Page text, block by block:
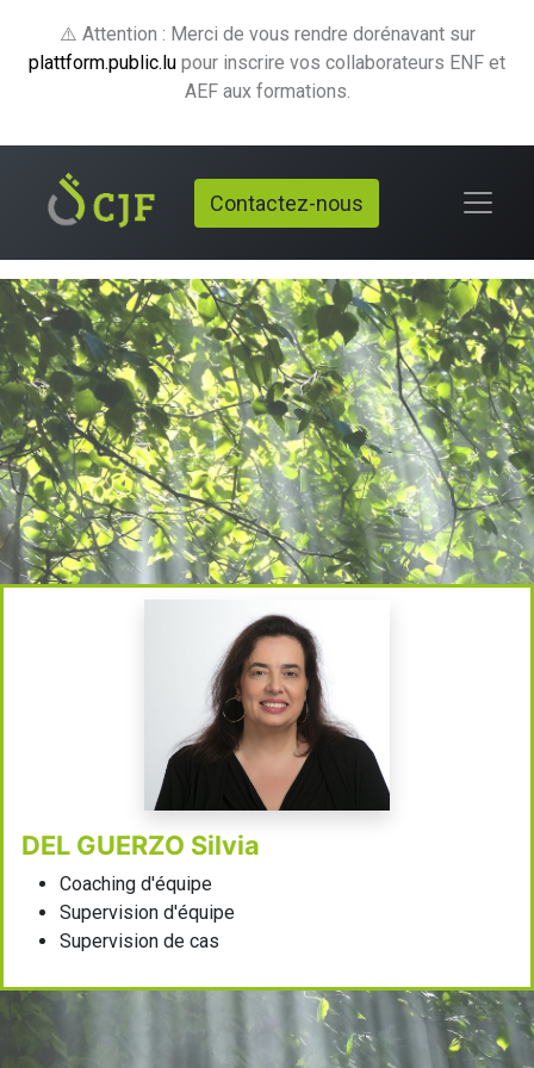
⚠️ Attention : Merci de vous rendre dorénavant sur
plattform.public.lu pour inscrire vos collaborateurs ENF et
AEF aux formations.
Contactez-nous
DEL GUERZO Silvia
Coaching d'équipe
Supervision d'équipe
Supervision de cas